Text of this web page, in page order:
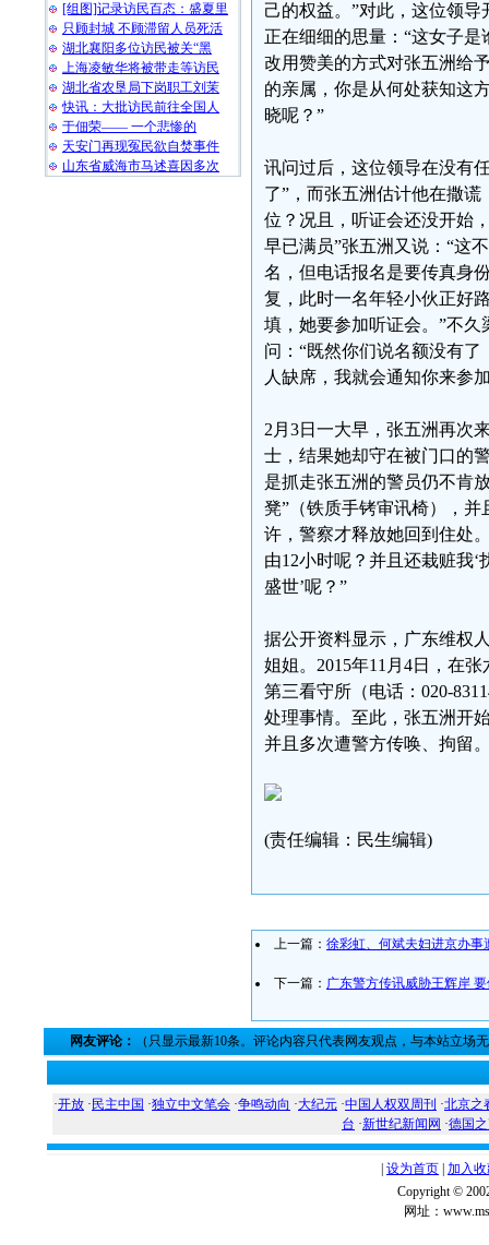
[组图]记录访民百态：盛夏里
只顾封城 不顾滞留人员死活
湖北襄阳多位访民被关“黑
上海凌敏华将被带走等访民
湖北省农垦局下岗职工刘茉
快讯：大批访民前往全国人
于佃荣—— 一个悲惨的
天安门再现冤民欲自焚事件
山东省威海市马述喜因多次
己的权益。”对此，这位领
正在细细的思量：“这女子
改用赞美的方式对张五洲给
的亲属，你是从何处获知这
晓呢？”
讯问过后，这位领导在没有
了”，而张五洲估计他在撒
位？况且，听证会还没开始
早已满员”张五洲又说：“这
名，但电话报名是要传真身
复，此时一名年轻小伙正好
填，她要参加听证会。”不
问：“既然你们说名额没有
人缺席，我就会通知你来参
2月3日一大早，张五洲再次
士，结果她却守在被门口的
是抓走张五洲的警员仍不肯
凳”（铁质手铐审讯椅），
许，警察才释放她回到住处
由12小时呢？并且还栽赃我
盛世’呢？”
据公开资料显示，广东维权
姐姐。2015年11月4日，在
第三看守所（电话：020-
处理事情。至此，张五洲开
并且多次遭警方传唤、拘留
(责任编辑：民生编辑)
上一篇： 徐彩虹、何斌夫妇进京办事
下一篇： 广东警方传讯威胁王辉岸
网友评论： （只显示最新10条。评论内容只代表网友观点，与本站立场
·开放 · 民主中国 ·独立中文笔会 ·争鸣动向 ·大纪元 ·中国人权双周刊 ·北京之
台 ·新世纪新闻网 ·德国
设为首页 加入
Copyright ©
网址：